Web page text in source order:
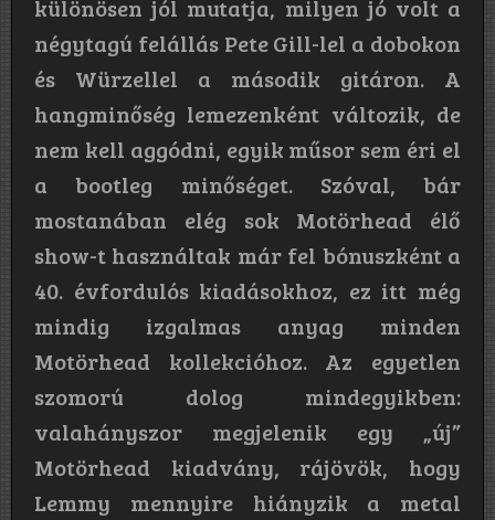
különösen jól mutatja, milyen jó volt a
négytagú felállás Pete Gill-lel a dobokon
és Würzellel a második gitáron. A
hangminőség lemezenként változik, de
nem kell aggódni, egyik műsor sem éri el
a bootleg minőséget. Szóval, bár
mostanában elég sok Motörhead élő
show-t használtak már fel bónuszként a
40. évfordulós kiadásokhoz, ez itt még
mindig izgalmas anyag minden
Motörhead kollekcióhoz. Az egyetlen
szomorú dolog mindegyikben:
valahányszor megjelenik egy „új”
Motörhead kiadvány, rájövök, hogy
Lemmy mennyire hiányzik a metal